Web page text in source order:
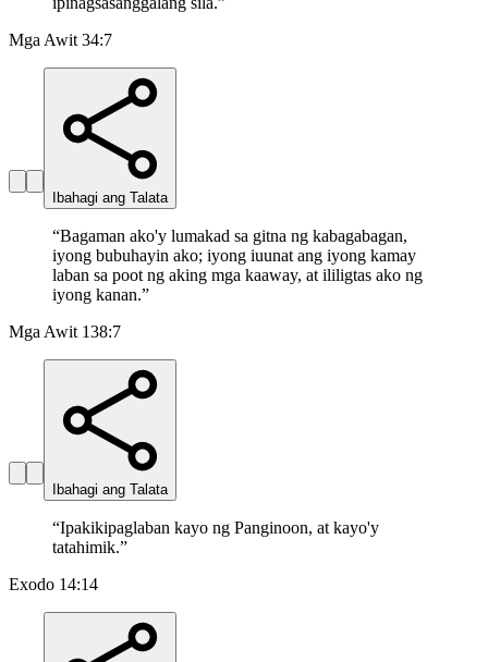
Mga Awit 34:7
Ibahagi ang Talata
“Bagaman ako'y lumakad sa gitna ng kabagabagan,
iyong bubuhayin ako; iyong iuunat ang iyong kamay
laban sa poot ng aking mga kaaway, at ililigtas ako ng
iyong kanan.”
Mga Awit 138:7
Ibahagi ang Talata
“Ipakikipaglaban kayo ng Panginoon, at kayo'y
tatahimik.”
Exodo 14:14